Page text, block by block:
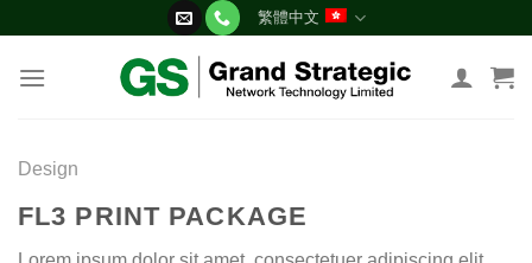
content
繁體中文
Design
FL3 PRINT PACKAGE